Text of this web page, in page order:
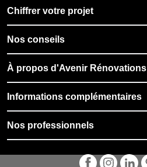
Chiffrer votre projet
Nos conseils
À propos d'Avenir Rénovations
Informations complémentaires
Nos professionnels